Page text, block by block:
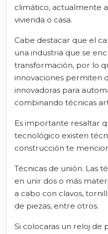
climático, actualmente
vivienda o casa.
Cabe destacar que el
una industria que se
transformación, por lo
innovaciones permiten
innovadoras para
combinando técnicas
Es importante resaltar
tecnológico existen
construcción te
Técnicas de unión. Las
en unir dos o más
a cabo con clavos,
de piezas, entre otros.
Si colocaras un reloj de